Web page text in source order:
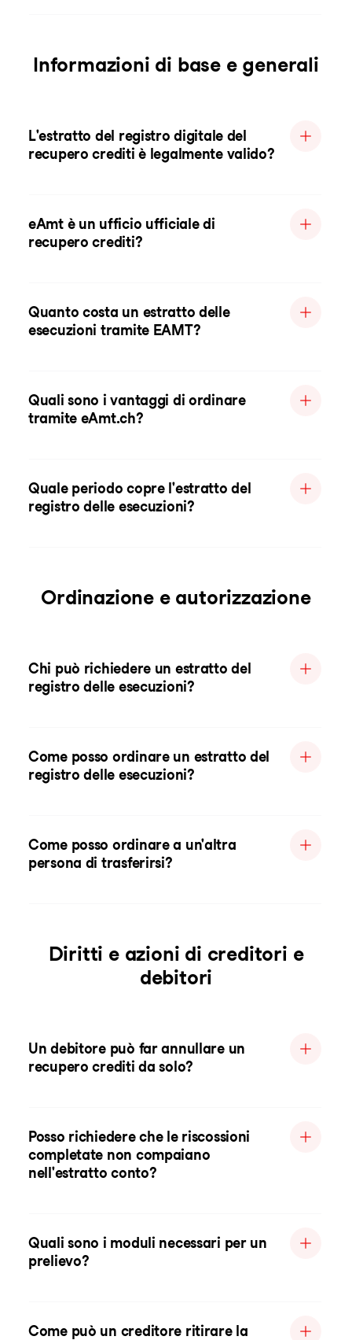
Informazioni di base e generali
L'estratto del registro digitale del
recupero crediti è legalmente valido?
eAmt è un ufficio ufficiale di
recupero crediti?
Quanto costa un estratto delle
esecuzioni tramite EAMT?
Quali sono i vantaggi di ordinare
tramite eAmt.ch?
Quale periodo copre l'estratto del
registro delle esecuzioni?
Ordinazione e autorizzazione
Chi può richiedere un estratto del
registro delle esecuzioni?
Come posso ordinare un estratto del
registro delle esecuzioni?
Come posso ordinare a un'altra
persona di trasferirsi?
Diritti e azioni di creditori e
debitori
Un debitore può far annullare un
recupero crediti da solo?
Posso richiedere che le riscossioni
completate non compaiano
nell'estratto conto?
Quali sono i moduli necessari per un
prelievo?
Come può un creditore ritirare la